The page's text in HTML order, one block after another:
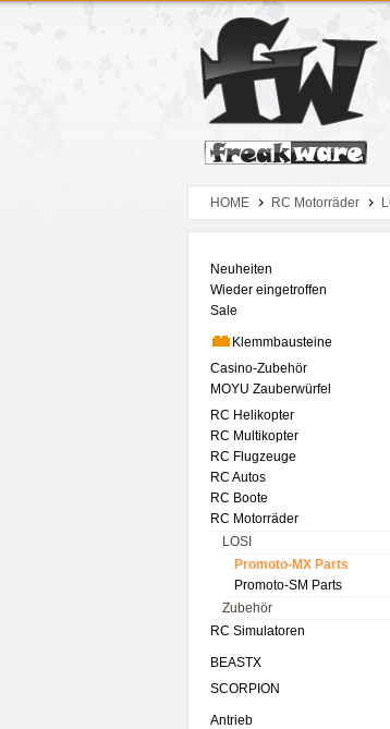
Zum Hauptmenue
Zum Seiteninhalt
Zum Warenkob
HOME RC Motorräder
Neuheiten
Wieder eingetroffen
Sale
Klemmbausteine
Casino-Zubehör
MOYU Zauberwürfel
RC Helikopter
RC Multikopter
RC Flugzeuge
RC Autos
RC Boote
RC Motorräder
LOSI
Promoto-MX Parts
Promoto-SM Parts
Zubehör
RC Simulatoren
BEASTX
SCORPION
Antrieb